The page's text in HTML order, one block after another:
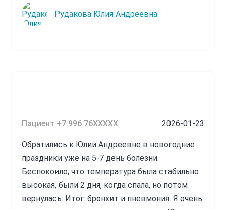
Рудакова Юлия Андреевна
Пациент +7 996 76XXXXX 2026-01-23
Обратились к Юлии Андреевне в новогодние
праздники уже на 5-7 день болезни.
Беспокоило, что температура была стабильно
высокая, были 2 дня, когда спала, но потом
вернулась. Итог: бронхит и пневмония. Я очень